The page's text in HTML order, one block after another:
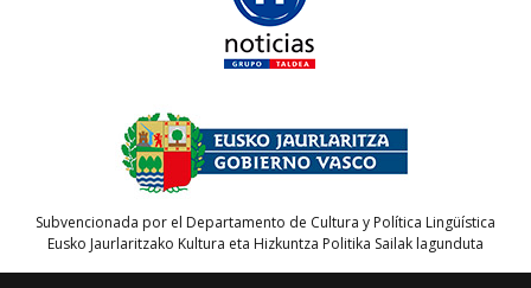
Subvencionada por el Departamento de Cultura y Política Lingüística
Eusko Jaurlaritzako Kultura eta Hizkuntza Politika Sailak lagunduta